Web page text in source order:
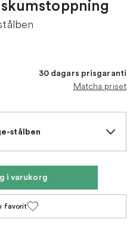
30 dagars prisgaranti
Matcha priset
stålben
i varukorg
favorit